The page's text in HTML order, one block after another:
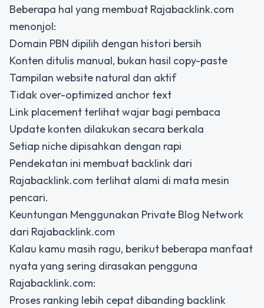
Beberapa hal yang membuat Rajabacklink.com
menonjol:
Domain PBN dipilih dengan histori bersih
Konten ditulis manual, bukan hasil copy-paste
Tampilan website natural dan aktif
Tidak over-optimized anchor text
Link placement terlihat wajar bagi pembaca
Update konten dilakukan secara berkala
Setiap niche dipisahkan dengan rapi
Pendekatan ini membuat backlink dari
Rajabacklink.com terlihat alami di mata mesin
pencari.
Keuntungan Menggunakan Private Blog Network
dari Rajabacklink.com
Kalau kamu masih ragu, berikut beberapa manfaat
nyata yang sering dirasakan pengguna
Rajabacklink.com:
Proses ranking lebih cepat dibanding backlink